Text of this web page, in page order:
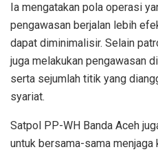
Ia mengatakan pola operasi
pengawasan berjalan lebih
dapat diminimalisir. Selain
juga melakukan pengawasan
serta sejumlah titik yang
syariat.
Satpol PP-WH Banda Aceh
untuk bersama-sama